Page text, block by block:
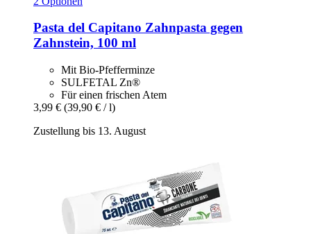
Pasta del Capitano Zahnpasta gegen
Zahnstein, 100 ml
Mit Bio-Pfefferminze
SULFETAL Zn®
Für einen frischen Atem
3,99 € (39,90 € / l)
Zustellung bis 13. August